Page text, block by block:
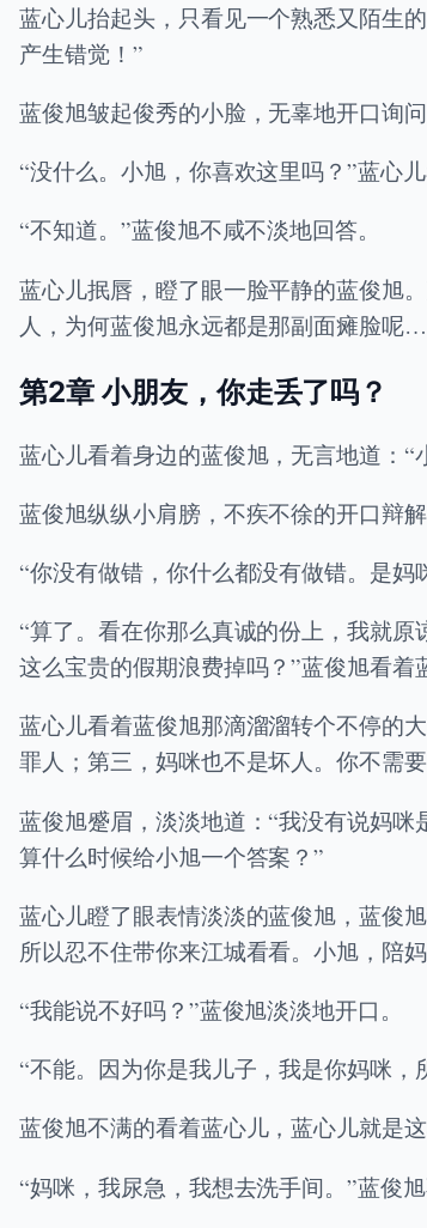
蓝心儿抬起头，只看见一个熟悉又陌生
产生错觉！”
蓝俊旭皱起俊秀的小脸，无辜地开口询
“没什么。小旭，你喜欢这里吗？”蓝心
“不知道。”蓝俊旭不咸不淡地回答。
蓝心儿抿唇，瞪了眼一脸平静的蓝俊旭
人，为何蓝俊旭永远都是那副面瘫脸呢
第2章 小朋友，你走丢了吗？
蓝心儿看着身边的蓝俊旭，无言地道：
蓝俊旭纵纵小肩膀，不疾不徐的开口辩
“你没有做错，你什么都没有做错。是妈
“算了。看在你那么真诚的份上，我就
这么宝贵的假期浪费掉吗？”蓝俊旭看着
蓝心儿看着蓝俊旭那滴溜溜转个不停的
罪人；第三，妈咪也不是坏人。你不需
蓝俊旭蹙眉，淡淡地道：“我没有说妈
算什么时候给小旭一个答案？”
蓝心儿瞪了眼表情淡淡的蓝俊旭，蓝俊
所以忍不住带你来江城看看。小旭，陪
“我能说不好吗？”蓝俊旭淡淡地开口。
“不能。因为你是我儿子，我是你妈咪，
蓝俊旭不满的看着蓝心儿，蓝心儿就是
“妈咪，我尿急，我想去洗手间。”蓝俊